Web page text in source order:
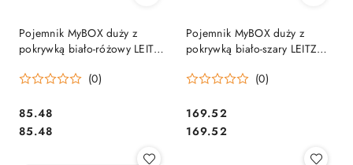
Pojemnik MyBOX duży z
pokrywką biało-różowy LEITZ
(0)
Cena:
85.48
Cena:
85.48
Pojemnik MyBOX duży z
pokrywką biało-szary LEITZ
(0)
Cena:
169.52
Cena:
169.52